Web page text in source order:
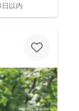
日以内